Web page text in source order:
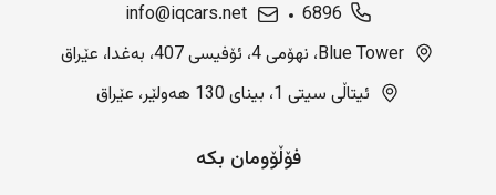
6896
info@iqcars.net
Blue Tower، نهۆمی 4، ئۆفیسی 407، بەغدا، عێراق
ئیتاڵی سیتی 1، بینای 130 هەولێر، عێراق
فۆڵۆومان بکە